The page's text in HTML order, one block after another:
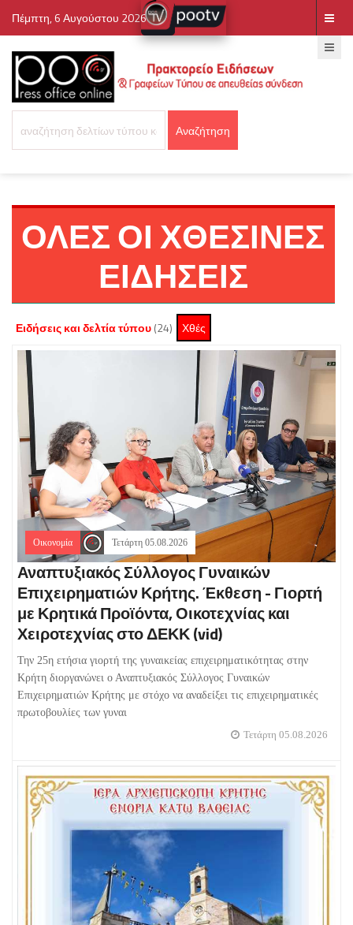
Πέμπτη, 6 Αυγούστου 2026
ΟΛΕΣ ΟΙ ΧΘΕΣΙΝΕΣ
ΕΙΔΗΣΕΙΣ
Ειδήσεις και δελτία τύπου(24) Χθές
Οικονομία Τετάρτη 05.08.2026
Αναπτυξιακός Σύλλογος Γυναικών
Επιχειρηματιών Κρήτης. Έκθεση - Γιορτή
με Κρητικά Προϊόντα, Οικοτεχνίας και
Χειροτεχνίας στο ΔΕΚΚ (vid)
Την 25η ετήσια γιορτή της γυναικείας επιχειρηματικότητας στην
Κρήτη διοργανώνει ο Αναπτυξιακός Σύλλογος Γυναικών
Επιχειρηματιών Κρήτης με στόχο να αναδείξει τις επιχειρηματικές
πρωτοβουλίες των γυναι
Τετάρτη 05.08.2026